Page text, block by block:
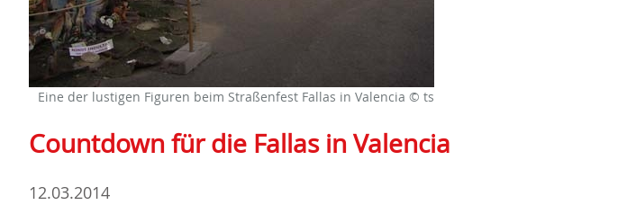
Eine der lustigen Figuren beim Straßenfest Fallas in Valencia © ts
Countdown für die Fallas in Valencia
12.03.2014